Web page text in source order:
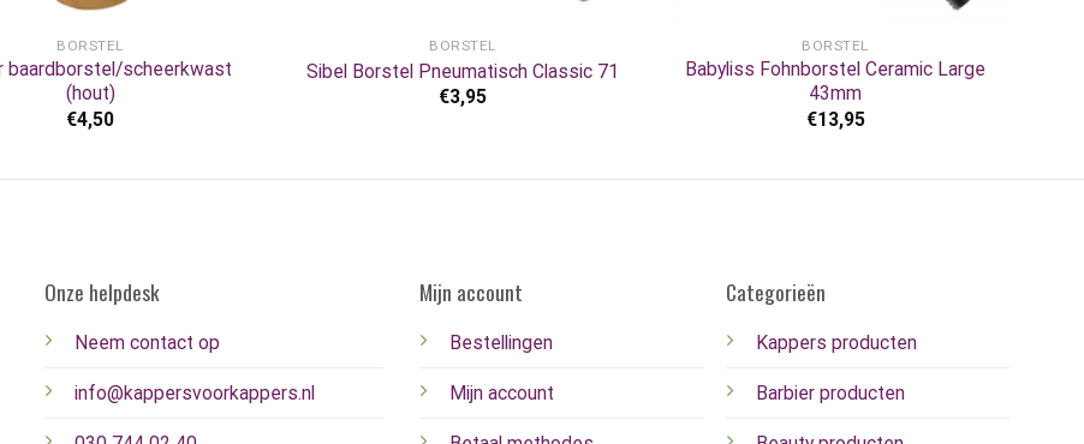
BORSTEL
baardborstel/scheerkwast
(hout)
€4,50
BORSTEL
Sibel Borstel Pneumatisch Classic 71
€3,95
BORSTEL
Babyliss Fohnborstel Ceramic Large
43mm
€13,95
Onze helpdesk
Neem contact op
info@kappersvoorkappers.nl
Mijn account
Bestellingen
Mijn account
Categorieën
Kappers producten
Barbier producten